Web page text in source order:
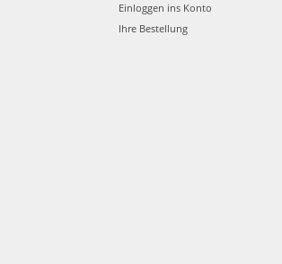
Einloggen ins Konto
Ihre Bestellung